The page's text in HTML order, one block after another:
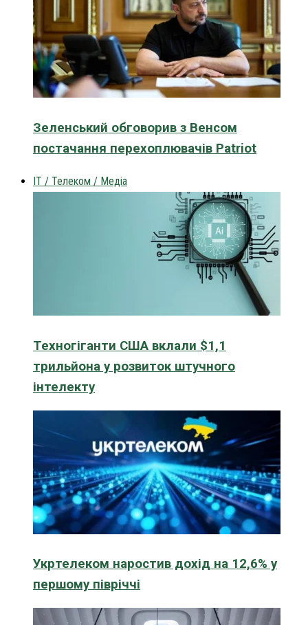
Зеленський обговорив з Венсом
постачання перехоплювачів Patriot
IT / Телеком / Медіа
Техногіганти США вклали $1,1
трильйона у розвиток штучного
інтелекту
Укртелеком наростив дохід на 12,6% у
першому півріччі